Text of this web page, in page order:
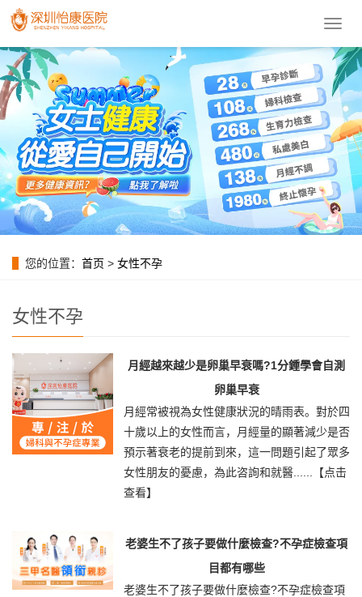
導
菜
單
您的位置： 首页 > 女性不孕
女性不孕
月經越來越少是卵巢早衰嗎?1分鍾學會自測
卵巢早衰
月經常被視為女性健康狀況的晴雨表。對於四
十歲以上的女性而言，月經量的顯著減少是否
預示著衰老的提前到來，這一問題引起了眾多
女性朋友的憂慮，為此咨詢和就醫......
【点击
查看】
老婆生不了孩子要做什麼檢查?不孕症檢查項
目都有哪些
老婆生不了孩子要做什麼檢查?不孕症檢查項